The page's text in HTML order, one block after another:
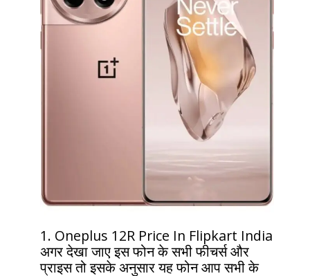
1. Oneplus 12R Price In Flipkart India
अगर देखा जाए इस फोन के सभी फीचर्स और
प्राइस तो इसके अनुसार यह फोन आप सभी के